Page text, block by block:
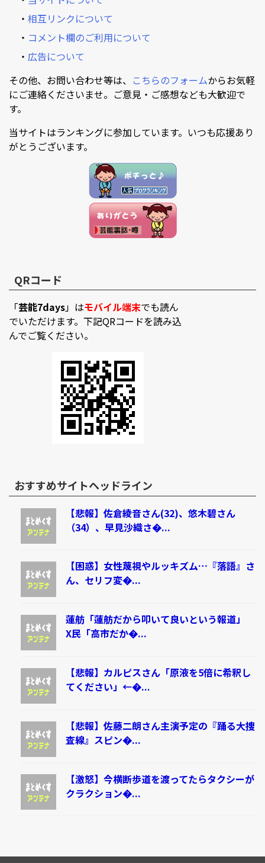
・ 相互リンクについて
・ コメント欄のご利用について
・ 広告について
その他、お問い合わせ等は、 こちらのフォームからお気軽
にご連絡くださいませ。ご意見・ご感想なども大歓迎で
す。
当サイトはランキングに参加しています。いつも応援あり
がとうございます。
QRコード
「芸能7days」はモバイル端末でも読ん
でいただけます。下記QRコードを読み込
んでご覧ください。
おすすめサイトヘッドライン
【悲報】佐倉綾音さん(32)、悠木碧さん
（34）、早見沙織さ�...
【困惑】女性蔑視やルッキズム…『落語』さ
ん、セリフ変�...
蓮舫「蓮舫だから叩いて良いという報道」
X民「高市だか�...
【悲報】カルピスさん「原液を5倍に希釈し
てください」←�...
【悲報】佐藤二朗さん主演予定の『踊る大捜
査線』スピン�...
【激怒】今横断歩道を渡ってたらタクシーが
クラクション�...